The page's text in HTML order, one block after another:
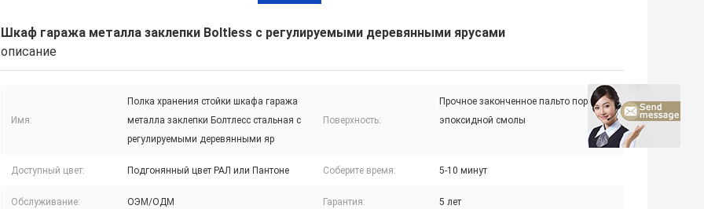
Шкаф гаража металла заклепки Boltless с регулируемыми деревянными ярусами
описание
Имя:
Полка хранения стойки шкафа гаража
металла заклепки Болтлесс стальная с
регулируемыми деревянными яр
Поверхность:
Прочное законченное пальто порошка
эпоксидной смолы
Доступный цвет: Подгонянный цвет РАЛ или Пантоне Соберите время: 5-10 минут
Обслуживание: ОЭМ/ОДМ Гарантия: 5 лет